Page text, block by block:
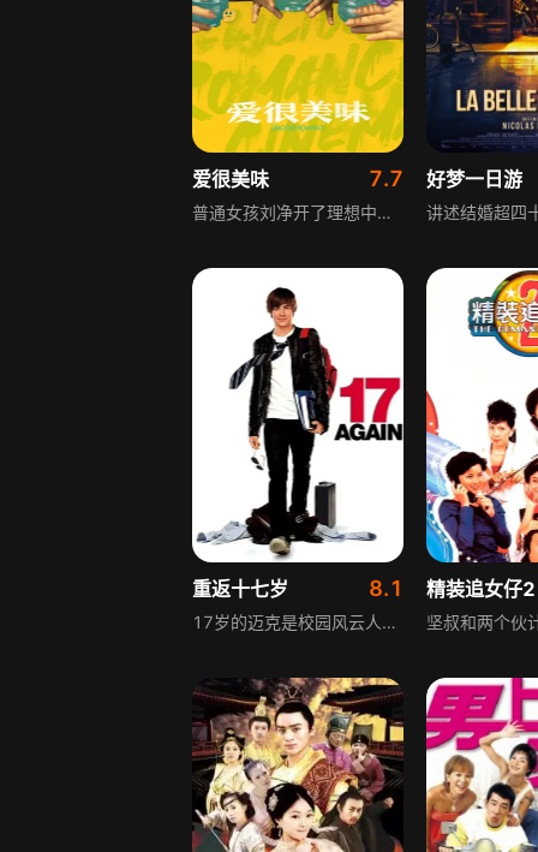
爱很美味 7.7
普通女孩刘净开了理想中的餐厅，经营现状却让她动摇；漂亮女孩方欣想证明自己不是“花瓶”，意外怀孕打乱节奏；强势女孩夏梦习惯赢，却未学会接受输。生活总有麻烦，但姐妹是彼此的底气，哪怕不完美，她们也是最完美的姐妹。影片延续剧版故事，由原班人马打造，展现都市女性的成长与情谊。
好梦一日游
重返十七岁 8.1
17岁的迈克是校园风云人物，在一次关键性的篮球冠军赛上，他决定放弃前途，向怀有身孕的女友斯佳丽求婚。20年后，人到中年的迈克生活事业两失意，妻子斯佳丽决定与迈克分居，一双儿女也对他形同路人，迈克只好搬入科技新贵的朋友奈德家暂住。迈克追忆自己本来可有的锦绣前程，却在重返高中校园过程中遇到一位神秘的清洁工，让他突然重返17岁。迈克决定与奈德假扮父子，重入高中，相信这是上天给他第二次机会让他做出正确决定，却发现自己的女儿玛吉与儿子亚历克斯在学校问题重重.
精装追女仔2